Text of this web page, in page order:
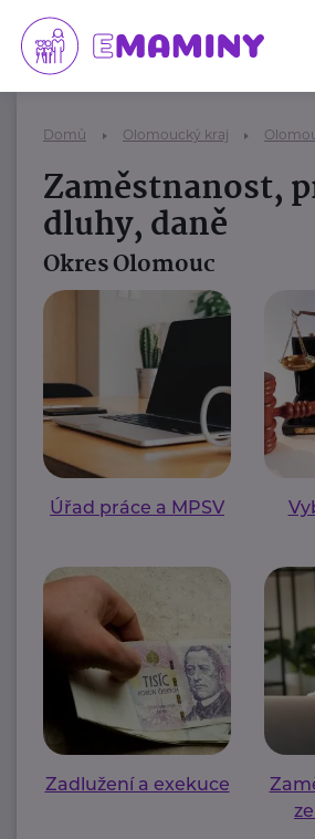
Domů Olomoucký kraj
Zaměstnanost,
dluhy, daně
Okres Olomouc
Úřad práce a MPSV
Zadlužení a exekuce